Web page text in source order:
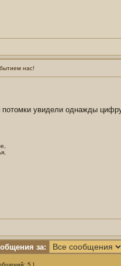
нас!
увидели однажды
за:
5 ]